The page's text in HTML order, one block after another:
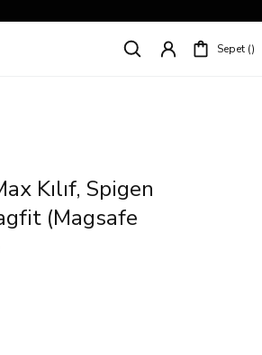
Sepet
Kılıf, Spigen
(Magsafe